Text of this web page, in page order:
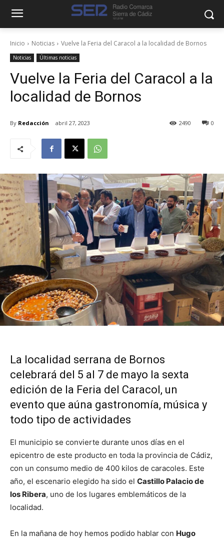
Inicio Noticias Vuelve la Feria del Caracol a la localidad de Bornos
Noticias Últimas noticias
Vuelve la Feria del Caracol a la
localidad de Bornos
By Redacción abril 27, 2023 0
2490
La localidad serrana de Bornos
celebrará del 5 al 7 de mayo la sexta
edición de la Feria del Caracol, un
evento que aúna gastronomía, música y
todo tipo de actividades
El municipio se convierte durante unos días en el
epicentro de este producto en toda la provincia de Cádiz,
con un consumo medio de 400 kilos de caracoles. Este
año, el escenario elegido ha sido el Castillo Palacio de
los Ribera, uno de los lugares emblemáticos de la
localidad.
En la mañana de hoy hemos podido hablar con Hugo